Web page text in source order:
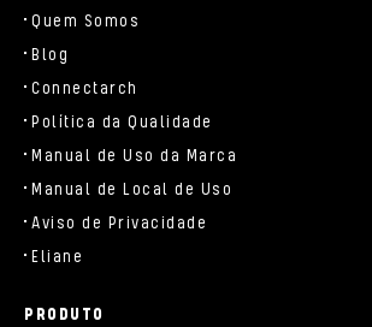
Quem Somos
Blog
Connectarch
Política da Qualidade
Manual de Uso da Marca
Manual de Local de Uso
Aviso de Privacidade
Eliane
PRODUTO